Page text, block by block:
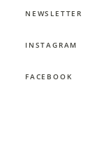
NEWSLETTER
INSTAGRAM
FACEBOOK